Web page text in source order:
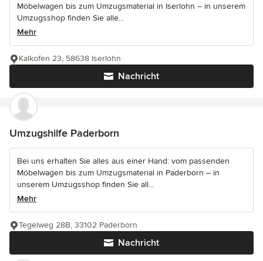
Möbelwagen bis zum Umzugsmaterial in Iserlohn – in unserem
Umzugsshop finden Sie alle...
Mehr
Nachricht
Kalkofen 23, 58638 Iserlohn
Umzugshilfe Paderborn
Bei uns erhalten Sie alles aus einer Hand: vom passenden
Möbelwagen bis zum Umzugsmaterial in Paderborn – in
unserem Umzugsshop finden Sie all...
Mehr
Nachricht
Tegelweg 28B, 33102 Paderborn